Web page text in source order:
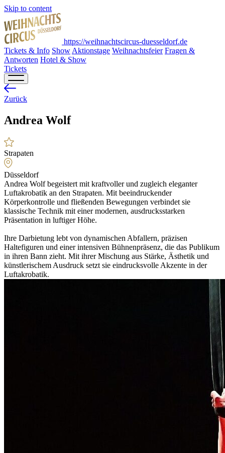
Skip to content
https://weihnachtscircus-duesseldorf.de
Tickets & Info Show Aktionstage Weihnachtsfeier Fragen &
Antworten Hotel & Show
Tickets
Zurück
Andrea Wolf
Strapaten
Düsseldorf
Andrea Wolf begeistert mit kraftvoller und zugleich eleganter
Luftakrobatik an den Strapaten. Mit beeindruckender
Körperkontrolle und fließenden Bewegungen verbindet sie
klassische Technik mit einer modernen, ausdrucksstarken
Präsentation in luftiger Höhe.
Ihre Darbietung lebt von dynamischen Abfallern, präzisen
Haltefiguren und einer intensiven Bühnenpräsenz, die das Publikum
in ihren Bann zieht. Mit ihrer Mischung aus Stärke, Ästhetik und
künstlerischem Ausdruck setzt sie eindrucksvolle Akzente in der
Luftakrobatik.